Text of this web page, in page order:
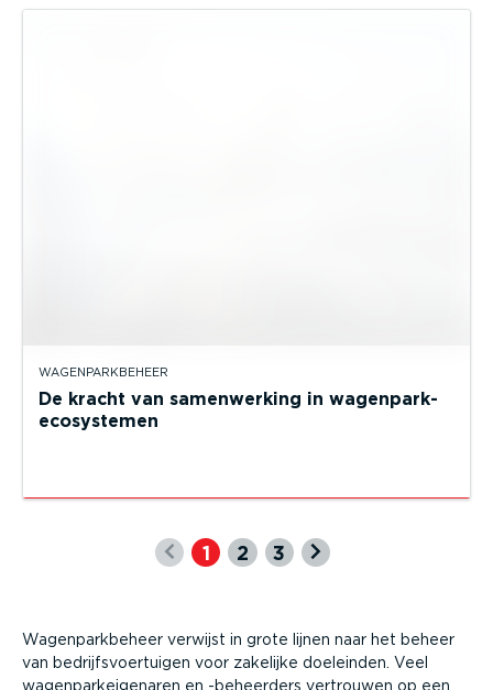
WAGENPARKBEHEER
De kracht van samenwerking in wagenpark-
ecosystemen
1 2 3
Wagenparkbeheer verwijst in grote lijnen naar het beheer
van bedrijfsvoertuigen voor zakelijke doeleinden. Veel
wagenparkeigenaren en -beheerders vertrouwen op een